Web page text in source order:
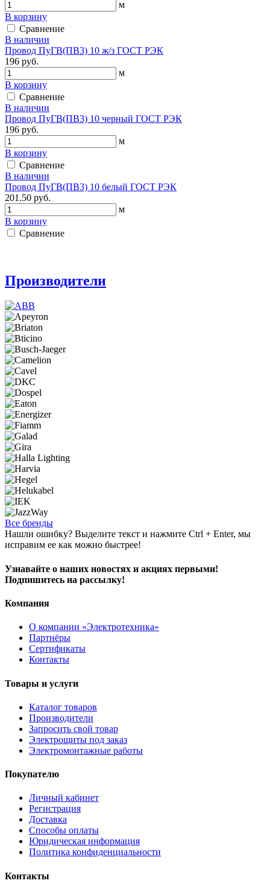
м
В корзину
Сравнение
В наличии
Провод ПуГВ(ПВ3) 10 ж/з ГОСТ РЭК
196 руб.
м
В корзину
Сравнение
В наличии
Провод ПуГВ(ПВ3) 10 черный ГОСТ РЭК
196 руб.
м
В корзину
Сравнение
В наличии
Провод ПуГВ(ПВ3) 10 белый ГОСТ РЭК
201.50 руб.
м
В корзину
Сравнение
Производители
Все бренды
Нашли ошибку? Выделите текст и нажмите Ctrl + Enter, мы
исправим ее как можно быстрее!
Узнавайте о наших новостях и акциях первыми!
Подпишитесь на рассылку!
Компания
О компании «Электротехника»
Партнёры
Сертификаты
Контакты
Товары и услуги
Каталог товаров
Производители
Запросить свой товар
Электрощиты под заказ
Электромонтажные работы
Покупателю
Личный кабинет
Регистрация
Доставка
Способы оплаты
Юридическая информация
Политика конфиденциальности
Контакты